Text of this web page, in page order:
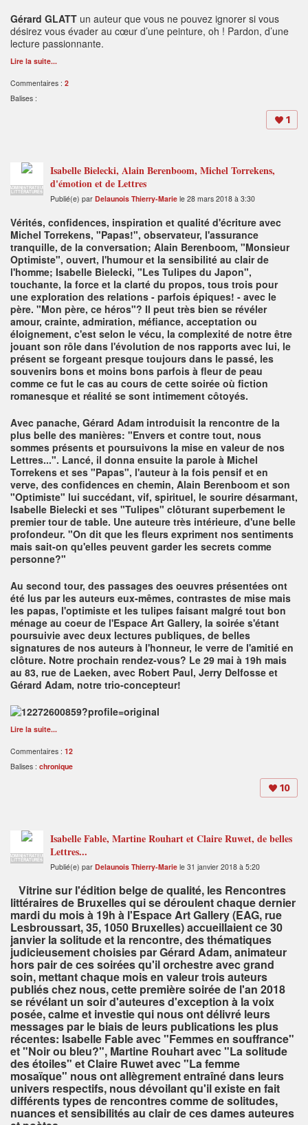
Gérard GLATT un auteur que vous ne pouvez ignorer si vous
désirez vous évader au cœur d’une peinture, oh ! Pardon, d’une
lecture passionnante.
Lire la suite...
Commentaires : 2
Balises :
1
ADMINISTRATEUR
LITTÉRATURES
Isabelle Bielecki, Alain Berenboom, Michel Torrekens,
d'émotion et de Lettres
Publié(e) par Delaunois Thierry-Marie le 28 mars 2018 à 3:30
Vérités, confidences, inspiration et qualité d'écriture avec
Michel Torrekens, "Papas!", observateur, l'assurance
tranquille, de la conversation; Alain Berenboom, "Monsieur
Optimiste", ouvert, l'humour et la sensibilité au clair de
l'homme; Isabelle Bielecki, "Les Tulipes du Japon",
touchante, la force et la clarté du propos, tous trois pour
une exploration des relations - parfois épiques! - avec le
père. "Mon père, ce héros"? Il peut très bien se révéler
amour, crainte, admiration, méfiance, acceptation ou
éloignement, c'est selon le vécu, la complexité de notre être
jouant son rôle dans l'évolution de nos rapports avec lui, le
présent se forgeant presque toujours dans le passé, les
souvenirs bons et moins bons parfois à fleur de peau
comme ce fut le cas au cours de cette soirée où fiction
romanesque et réalité se sont intimement côtoyés.
Avec panache, Gérard Adam introduisit la rencontre de la
plus belle des manières: "Envers et contre tout, nous
sommes présents et poursuivons la mise en valeur de nos
Lettres...". Lancé, il donna ensuite la parole à Michel
Torrekens et ses "Papas", l'auteur à la fois pensif et en
verve, des confidences en chemin, Alain Berenboom et son
"Optimiste" lui succédant, vif, spirituel, le sourire désarmant,
Isabelle Bielecki et ses "Tulipes" clôturant superbement le
premier tour de table. Une auteure très intérieure, d'une belle
profondeur. "On dit que les fleurs expriment nos sentiments
mais sait-on qu'elles peuvent garder les secrets comme
personne?"
Au second tour, des passages des oeuvres présentées ont
été lus par les auteurs eux-mêmes, contrastes de mise mais
les papas, l'optimiste et les tulipes faisant malgré tout bon
ménage au coeur de l'Espace Art Gallery, la soirée s'étant
poursuivie avec deux lectures publiques, de belles
signatures de nos auteurs à l'honneur, le verre de l'amitié en
clôture. Notre prochain rendez-vous? Le 29 mai à 19h mais
au 83, rue de Laeken, avec Robert Paul, Jerry Delfosse et
Gérard Adam, notre trio-concepteur!
Lire la suite...
Commentaires : 12
Balises : chronique
10
ADMINISTRATEUR
LITTÉRATURES
Isabelle Fable, Martine Rouhart et Claire Ruwet, de belles
Lettres...
Publié(e) par Delaunois Thierry-Marie le 31 janvier 2018 à 5:20
Vitrine sur l'édition belge de qualité, les Rencontres
littéraires de Bruxelles qui se déroulent chaque dernier
mardi du mois à 19h à l'Espace Art Gallery (EAG, rue
Lesbroussart, 35, 1050 Bruxelles) accueillaient ce 30
janvier la solitude et la rencontre, des thématiques
judicieusement choisies par Gérard Adam, animateur
hors pair de ces soirées qu'il orchestre avec grand
soin, mettant chaque mois en valeur trois auteurs
publiés chez nous, cette première soirée de l'an 2018
se révélant un soir d'auteures d'exception à la voix
posée, calme et investie qui nous ont délivré leurs
messages par le biais de leurs publications les plus
récentes: Isabelle Fable avec "Femmes en souffrance"
et "Noir ou bleu?", Martine Rouhart avec "La solitude
des étoiles" et Claire Ruwet avec "La femme
mosaïque" nous ont allègrement entraîné dans leurs
univers respectifs, nous dévoilant qu'il existe en fait
différents types de rencontres comme de solitudes,
nuances et sensibilités au clair de ces dames auteures